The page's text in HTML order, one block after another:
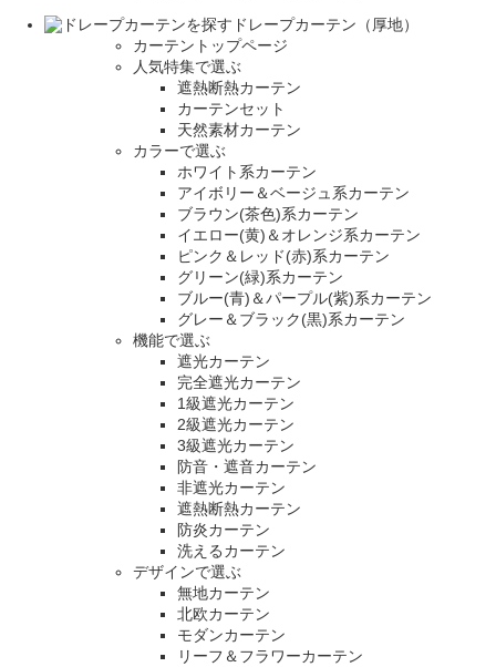
ドレープカーテン（厚地）
カーテントップページ
人気特集で選ぶ
遮熱断熱カーテン
カーテンセット
天然素材カーテン
カラーで選ぶ
ホワイト系カーテン
アイボリー＆ベージュ系カーテン
ブラウン(茶色)系カーテン
イエロー(黄)＆オレンジ系カーテン
ピンク＆レッド(赤)系カーテン
グリーン(緑)系カーテン
ブルー(青)＆パープル(紫)系カーテン
グレー＆ブラック(黒)系カーテン
機能で選ぶ
遮光カーテン
完全遮光カーテン
1級遮光カーテン
2級遮光カーテン
3級遮光カーテン
防音・遮音カーテン
非遮光カーテン
遮熱断熱カーテン
防炎カーテン
洗えるカーテン
デザインで選ぶ
無地カーテン
北欧カーテン
モダンカーテン
リーフ＆フラワーカーテン